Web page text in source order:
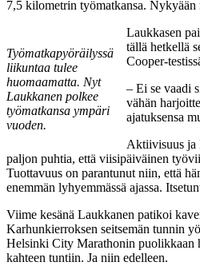
7,5 kilometrin työmatkansa.
Työmatkapyöräilyssä
liikuntaa tulee
huomaamatta. Nyt
Laukkanen polkee
työmatkansa ympäri
vuoden.
Laukkasen
tällä hetkellä
Cooper-
– Ei se vaadi
vähän
ajatuksensa
Aktiivisuus ja
paljon puhtia, että viisipäiväinen
Tuottavuus on parantunut niin, että
enemmän lyhyemmässä ajassa.
Viime kesänä Laukkanen patikoi
Karhunkierroksen seitsemän tunnin
Helsinki City Marathonin puolikkaan
kahteen tuntiin. Ja niin edelleen.